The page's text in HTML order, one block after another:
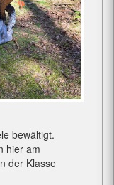
bewältigt.
hier am
der Klasse